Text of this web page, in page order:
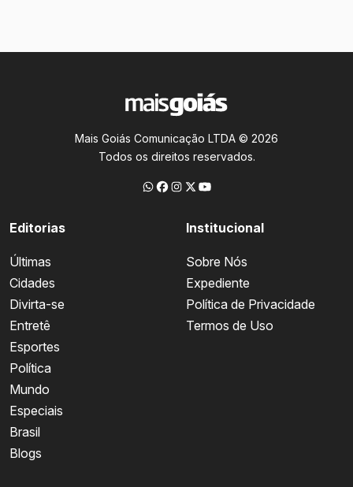
Mais Goiás Comunicação LTDA © 2026
Todos os direitos reservados.
Editorias
Últimas
Cidades
Divirta-se
Entretê
Esportes
Política
Mundo
Especiais
Brasil
Blogs
Institucional
Sobre Nós
Expediente
Política de Privacidade
Termos de Uso